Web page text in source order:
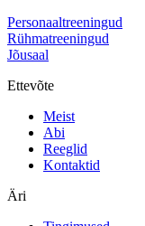
Personaaltreeningud
Rühmatreeningud
Jõusaal
Ettevõte
Meist
Abi
Reeglid
Kontaktid
Äri